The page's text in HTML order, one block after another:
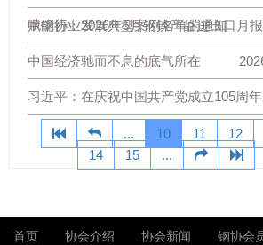
赋能行业发展典型案例名单的通知
中钢协：2026年5月钢铁产品进出口月报
中国经济驰而不息的底气所在
习近平：在庆祝中国共产党成立105周
... 10 11 12
14
15 ...
首页 协会介绍 协会新闻 钢协会